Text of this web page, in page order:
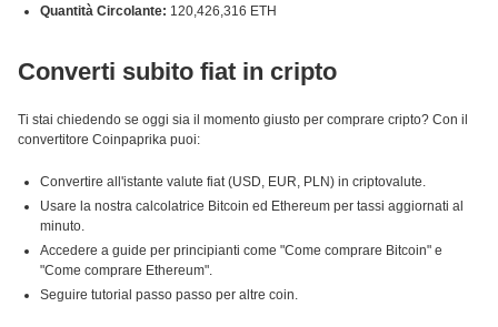
Quantità Circolante: 120,426,316 ETH
Converti subito fiat in cripto
Ti stai chiedendo se oggi sia il momento giusto per comprare cripto? Con il
convertitore Coinpaprika puoi:
Convertire all'istante valute fiat (USD, EUR, PLN) in criptovalute.
Usare la nostra calcolatrice Bitcoin ed Ethereum per tassi aggiornati al
minuto.
Accedere a guide per principianti come "Come comprare Bitcoin" e
"Come comprare Ethereum".
Seguire tutorial passo passo per altre coin.